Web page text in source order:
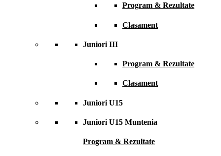
Program & Rezultate
Clasament
Juniori III
Program & Rezultate
Clasament
Juniori U15
Juniori U15 Muntenia
Program & Rezultate